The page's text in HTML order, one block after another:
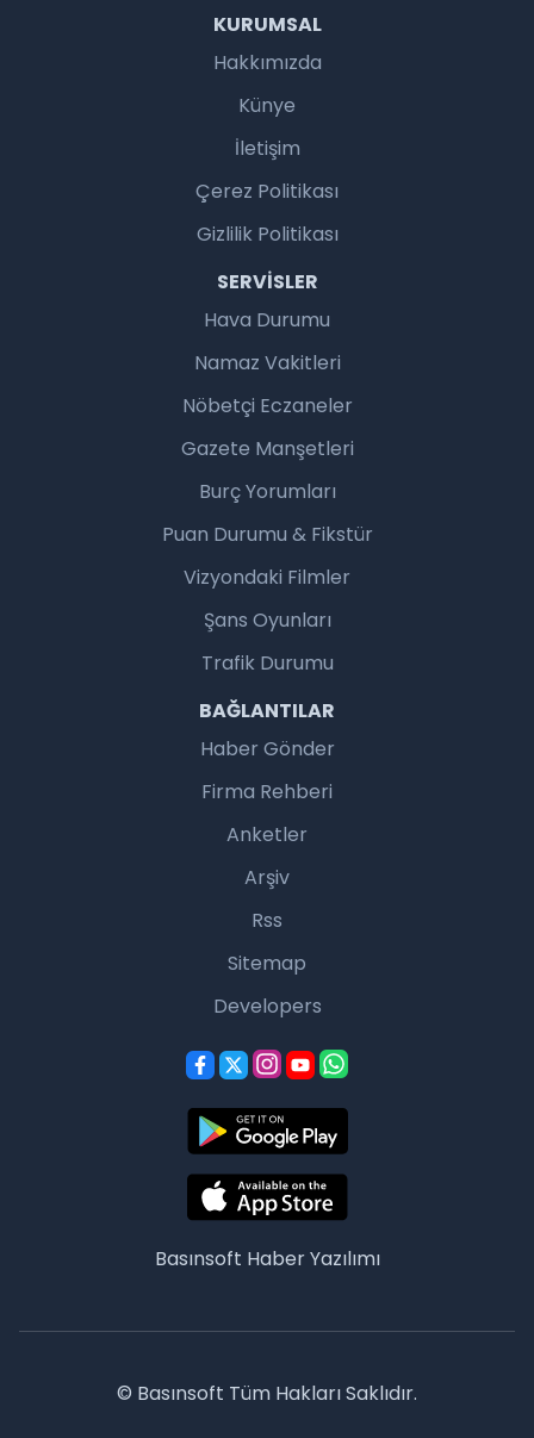
KURUMSAL
Hakkımızda
Künye
İletişim
Çerez Politikası
Gizlilik Politikası
SERVISLER
Hava Durumu
Namaz Vakitleri
Nöbetçi Eczaneler
Gazete Manşetleri
Burç Yorumları
Puan Durumu & Fikstür
Vizyondaki Filmler
Şans Oyunları
Trafik Durumu
BAĞLANTILAR
Haber Gönder
Firma Rehberi
Anketler
Arşiv
Rss
Sitemap
Developers
Basınsoft Haber Yazılımı
© Basınsoft Tüm Hakları Saklıdır.